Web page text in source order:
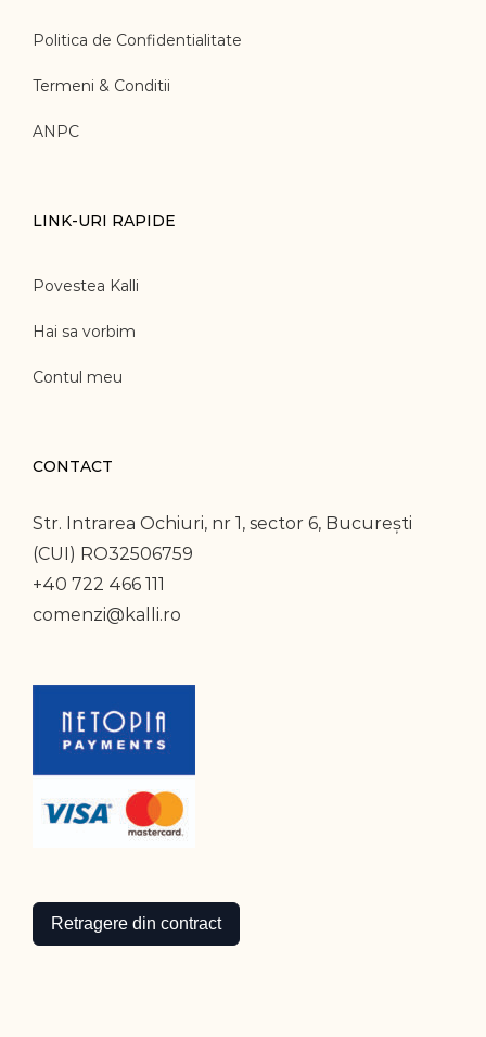
Politica de Confidentialitate
Termeni & Conditii
ANPC
LINK-URI RAPIDE
Povestea Kalli
Hai sa vorbim
Contul meu
CONTACT
Str. Intrarea Ochiuri, nr 1, sector 6, București
(CUI) RO32506759
+40 722 466 111
comenzi@kalli.ro
Retragere din contract